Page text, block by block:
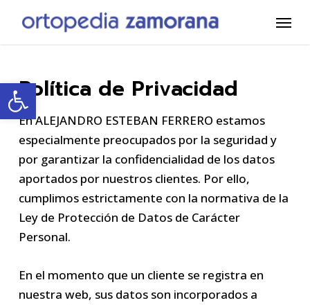
Abrir barra de herramientas
Menú
Política de Privacidad
En ALEJANDRO ESTEBAN FERRERO estamos
especialmente preocupados por la seguridad y
por garantizar la confidencialidad de los datos
aportados por nuestros clientes. Por ello,
cumplimos estrictamente con la normativa de la
Ley de Protección de Datos de Carácter
Personal.
En el momento que un cliente se registra en
nuestra web, sus datos son incorporados a